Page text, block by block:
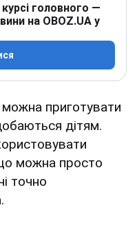
головного —
на OBOZ.UA у
приготувати
дітям.
можна просто
точно